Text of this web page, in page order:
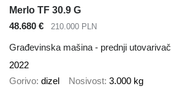
Merlo TF 30.9 G
48.680 €
210.000 PLN
Građevinska mašina - prednji utovarivač
2022
Gorivo dizel Nosivost 3.000 kg